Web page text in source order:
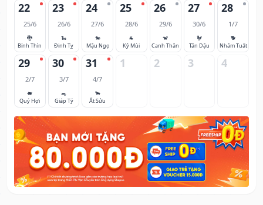
22
25/6
🐉
Bính Thìn
23
26/6
🐍
Đinh Tỵ
24
27/6
🐎
Mậu Ngọ
25
28/6
🐐
Kỷ Mùi
26
29/6
🐒
Canh Thân
27
30/6
🐓
Tân Dậu
28
1/7
🐕
Nhâm Tuất
29
2/7
🐖
Quý Hợi
30
3/7
🐀
Giáp Tý
31
4/7
🐂
Ất Sửu
1 2 3 4